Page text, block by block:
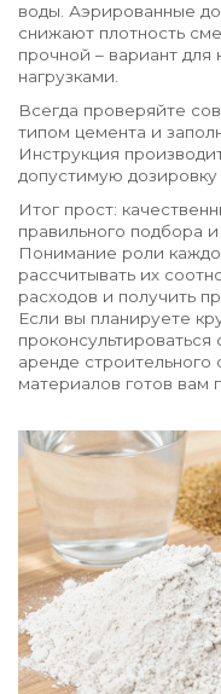
воды. Аэрированные
снижают плотность
прочной – вариант
нагрузками.
Всегда проверяйте
типом цемента и
Инструкция
допустимую дозировку
Итог прост:
правильного подбора
Понимание роли
рассчитывать их
расходов и получить
Если вы планируете
аренде
материалов готов вам